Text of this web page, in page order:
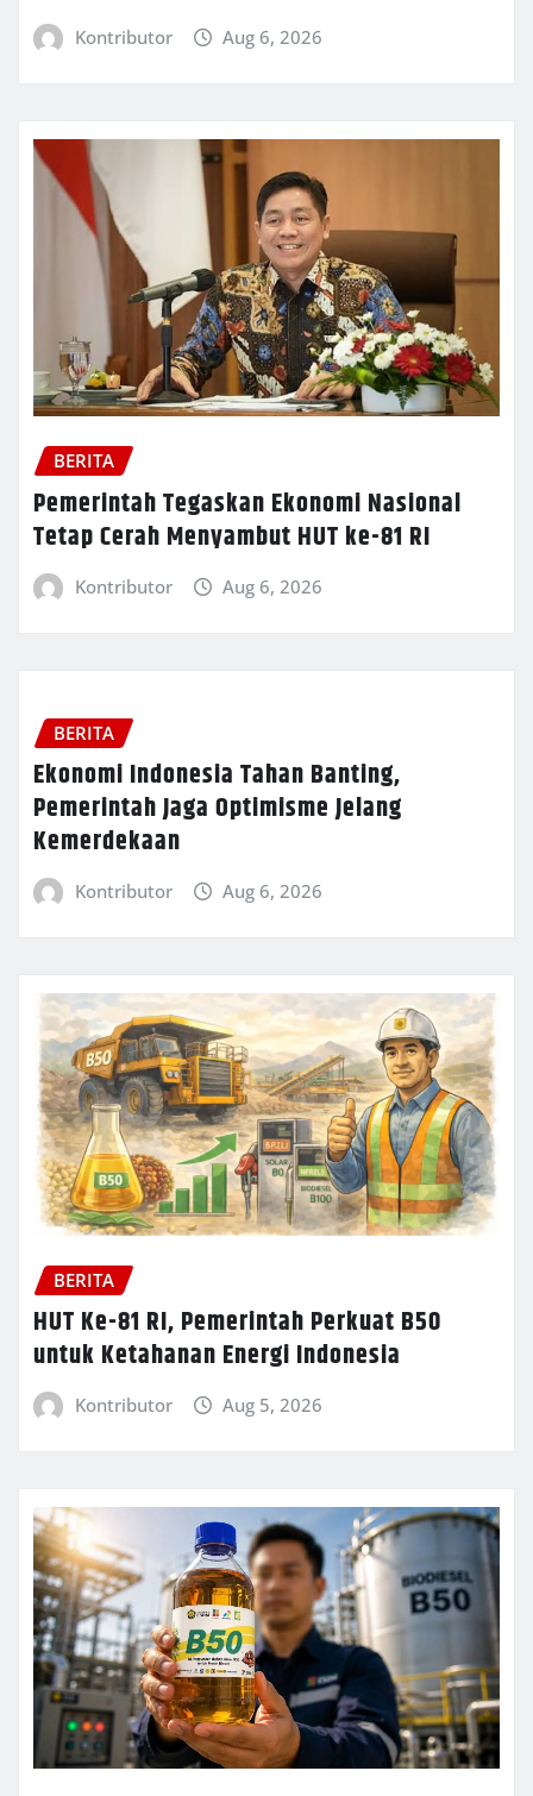
Kontributor Aug 6, 2026
BERITA
Pemerintah Tegaskan Ekonomi Nasional
Tetap Cerah Menyambut HUT ke-81 RI
Kontributor Aug 6, 2026
BERITA
Ekonomi Indonesia Tahan Banting,
Pemerintah Jaga Optimisme Jelang
Kemerdekaan
Kontributor Aug 6, 2026
BERITA
HUT Ke-81 RI, Pemerintah Perkuat B50
untuk Ketahanan Energi Indonesia
Kontributor Aug 5, 2026